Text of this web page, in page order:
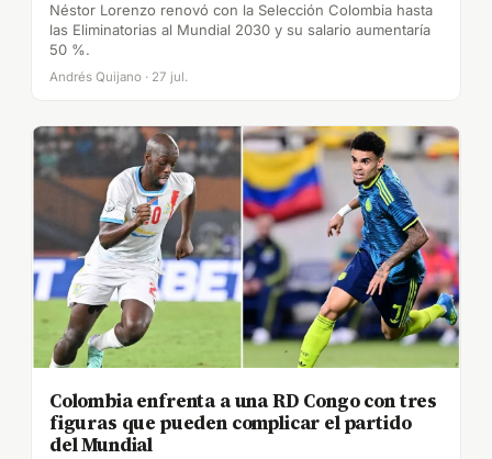
Néstor Lorenzo renovó con la Selección Colombia hasta
las Eliminatorias al Mundial 2030 y su salario aumentaría
50 %.
Andrés Quijano · 27 jul.
Colombia enfrenta a una RD Congo con tres
figuras que pueden complicar el partido
del Mundial